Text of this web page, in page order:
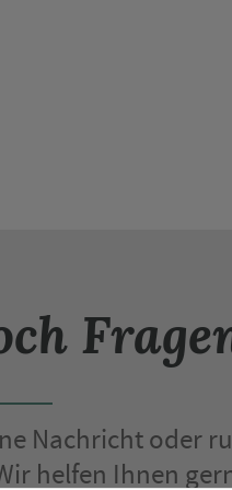
Nachricht oder
helfen Ihnen